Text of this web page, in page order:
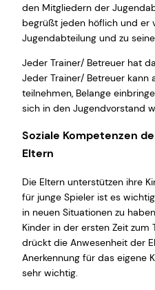
den Mitgliedern der
begrüßt jeden höflich und er
Jugendabteilung und zu
Jeder Trainer/ Betreuer hat
Jeder Trainer/ Betreuer kann
teilnehmen, Belange
sich in den Jugendvorstand
Soziale Kompetenzen
Eltern
Die Eltern unterstützen ihre
für junge Spieler ist es
in neuen Situationen zu
Kinder in der ersten Zeit zum
drückt die Anwesenheit der
Anerkennung für das eigene
sehr wichtig.